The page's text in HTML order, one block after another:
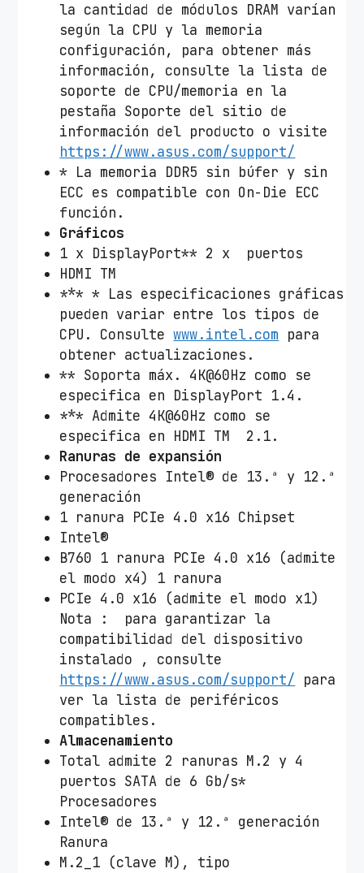
la cantidad de módulos DRAM varían
según la CPU y la memoria
configuración, para obtener más
información, consulte la lista de
soporte de CPU/memoria en la
pestaña Soporte del sitio de
información del producto o visite
https://www.asus.com/support/
* La memoria DDR5 sin búfer y sin
ECC es compatible con On-Die ECC
función.
Gráficos
1 x DisplayPort** 2 x puertos
HDMI TM
*** * Las especificaciones gráficas
pueden variar entre los tipos de
CPU. Consultewww.intel.com para
obtener actualizaciones.
** Soporta máx. 4K@60Hz como se
especifica en DisplayPort 1.4.
*** Admite 4K@60Hz como se
especifica en HDMI TM 2.1.
Ranuras de expansión
Procesadores Intel® de 13.ª y 12.ª
generación
1 ranura PCIe 4.0 x16 Chipset
Intel®
B760 1 ranura PCIe 4.0 x16 (admite
el modo x4) 1 ranura
PCIe 4.0 x16 (admite el modo x1)
Nota : para garantizar la
compatibilidad del dispositivo
instalado , consulte
https://www.asus.com/support/ para
ver la lista de periféricos
compatibles.
Almacenamiento
Total admite 2 ranuras M.2 y 4
puertos SATA de 6 Gb/s*
Procesadores
Intel® de 13.ª y 12.ª generación
Ranura
M.2_1 (clave M), tipo